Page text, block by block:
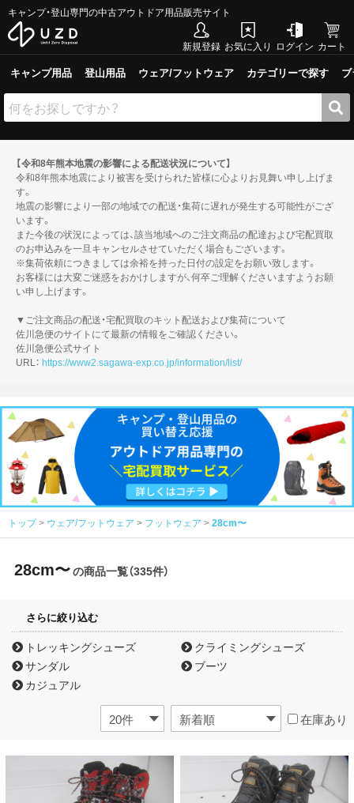
キャンプ・登山専門の中古アウトドア用品販売サイト
新規登録 お気に入り ログイン カート
キャンプ用品 登山用品 ウェア/フットウェア カテゴリーで探す
【令和8年熊本地震の影響による配送状況について】
令和8年熊本地震により被害を受けられた皆様に心よりお見舞い申し上げま
す。
地震の影響により一部の地域での配送・集荷に遅れが発生する可能性がござ
います。
また今後の状況によっては、該当地域へのご注文商品の配達および宅配買取
のお申込みを一旦キャンセルさせていただく場合もございます。
※集荷依頼につきましては余裕を持った日付の設定をお願い致します。
お客様には大変ご迷惑をおかけしますが、何卒ご理解くださいますようお願
い申し上げます。
▼ご注文商品の配送・宅配買取のキット配送および集荷について
佐川急便のサイトにて最新の情報をご確認ください。
佐川急便公式サイト
URL： https://www2.sagawa-exp.co.jp/information/list/
トップ ウェア/フットウェア フットウェア 28cm〜
28cm〜の商品一覧（335件）
さらに絞り込む
トレッキングシューズ
クライミングシューズ
サンダル
ブーツ
カジュアル
在庫あり